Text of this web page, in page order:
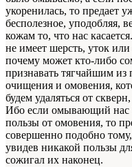
укоренилась, то предает
бесполезное, уподобляя,
кожам то, что нас
не имеет шерсть, уток
почему может кто-либо
признавать тягчайшим из
очищения и омовения,
будем удаляться от
Ибо если омывающий нас
пользы от омовения, то
совершенно подобно
увидев никакой пользы
сожигал их наконец.